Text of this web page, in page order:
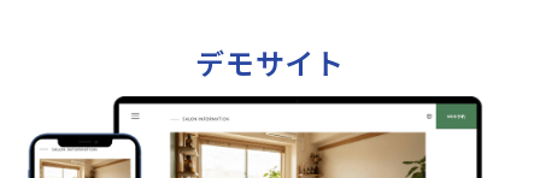
デモサイト